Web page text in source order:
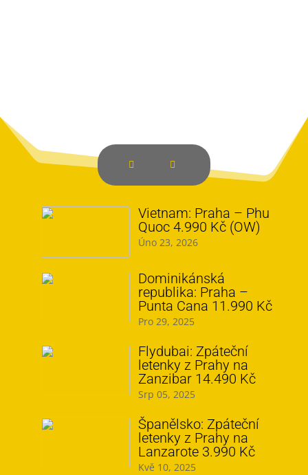
Vietnam: Praha – Phu
Quoc 4.990 Kč (OW)
Úno 23, 2026
Dominikánská
republika: Praha –
Punta Cana 11.990 Kč
Pro 29, 2025
Flydubai: Zpáteční
letenky z Prahy na
Zanzibar 14.490 Kč
Srp 05, 2025
Španělsko: Zpáteční
letenky z Prahy na
Lanzarote 3.990 Kč
Kvě 10, 2025